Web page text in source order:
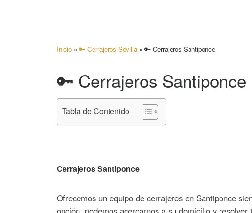
Inicio » 🔑 Cerrajeros Sevilla » 🔑 Cerrajeros Santiponce
🔑 Cerrajeros Santiponce
Tabla de Contenido
Cerrajeros Santiponce
Ofrecemos un equipo de cerrajeros en Santiponce